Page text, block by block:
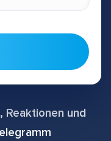
Reaktionen und